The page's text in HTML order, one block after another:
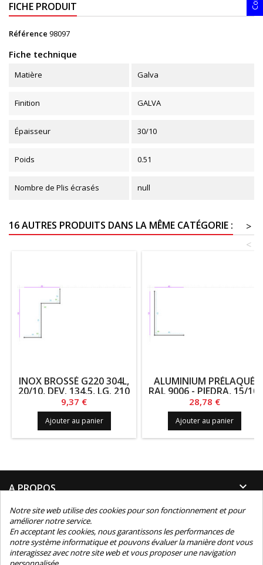
FICHE PRODUIT
Référence 98097
Fiche technique
Matière Galva
Finition GALVA
Épaisseur 30/10
Poids 0.51
Nombre de Plis écrasés null
16 AUTRES PRODUITS DANS LA MÊME CATÉGORIE :
>
<
INOX BROSSÉ G220 304L,
20/10, DEV. 134.5, LG. 210
Prix
9,37 €
Ajouter au panier
ALUMINIUM PRÉLAQUÉ
RAL 9006 - PIEDRA, 15/10,
DEV. 97.5, LG. 1600
Prix
28,78 €
Ajouter au panier
A PROPOS 
INFORMATIONS 
INFORMATIONS TECHNIQUES 
Notre site web utilise des cookies pour son fonctionnement et pour
améliorer notre service.
En acceptant les cookies, nous garantissons les performances de
notre système informatique et pouvons évaluer la manière dont vous
interagissez avec notre site web et vous proposer une navigation